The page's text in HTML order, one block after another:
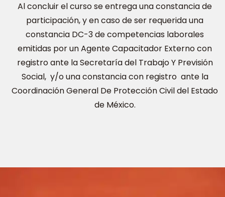
Al concluir el curso se entrega una constancia de
participación, y en caso de ser requerida una
constancia DC-3 de competencias laborales
emitidas por un Agente Capacitador Externo con
registro ante la Secretaría del Trabajo Y Previsión
Social, y/o una constancia con registro ante la
Coordinación General De Protección Civil del Estado
de México.